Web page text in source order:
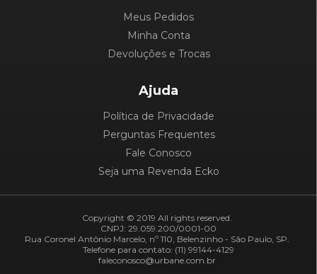
Meus Pedidos
Minha Conta
Devoluções e Trocas
Ajuda
Política de Privacidade
Perguntas Frequentes
Fale Conosco
Seja uma Revenda Ecko
Copyright © 2019 All rights reserved.
CNPJ: 29.059.200/0001-00
Rua Coronel Antônio Marcelo, nº 110, Belenzinho - São Paulo, SP.
Telefone para contato: (11) 99144-4129
faleconosco@urbane.com.br